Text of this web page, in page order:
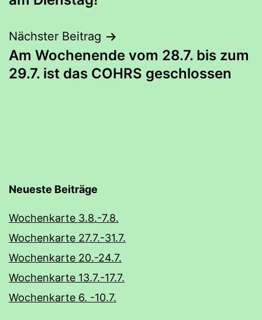
Nächster Beitrag
Am Wochenende vom 28.7. bis zum
29.7. ist das COHRS geschlossen
Neueste Beiträge
Wochenkarte 3.8.-7.8.
Wochenkarte 27.7.-31.7.
Wochenkarte 20.-24.7.
Wochenkarte 13.7.-17.7.
Wochenkarte 6. -10.7.